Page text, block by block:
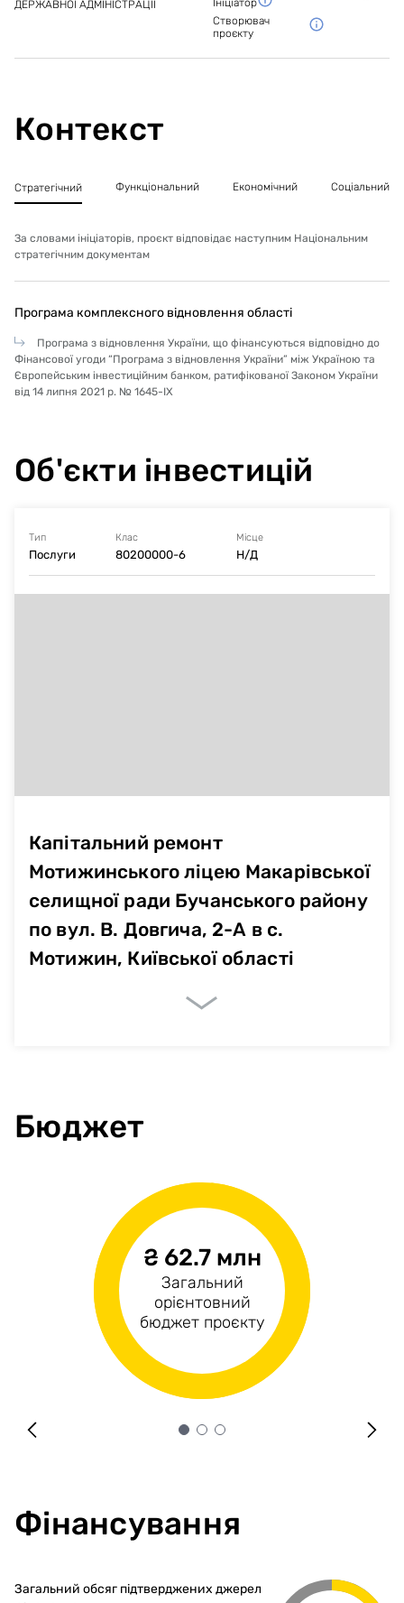
заклдау.
ДЕРЖАВНОЇ АДМІНІСТРАЦІЇ
Створювач
проєкту
Контекст
Стратегічний Функціональний Економічний Соціальний
За словами ініціаторів, проєкт відповідає наступним Національним
стратегічним документам
Програма комплексного відновлення області
Програма з відновлення України, що фінансуються відповідно до
Фінансової угоди “Програма з відновлення України” між Україною та
Європейським інвестиційним банком, ратифікованої Законом України
від 14 липня 2021 р. № 1645-IX
Об'єкти інвестицій
Тип
Послуги
Клас
80200000-6
Місце
Н/Д
Капітальний ремонт
Мотижинського ліцею Макарівської
селищної ради Бучанського району
по вул. В. Довгича, 2-А в с.
Мотижин, Київської області
Бюджет
₴ 62.7 млн
Загальний
орієнтовний
бюджет проєкту
₴62.7 млн
Капітальні витрати
н/д
Операційні
витрати
Фінансування
Загальний обсяг підтверджених джерел